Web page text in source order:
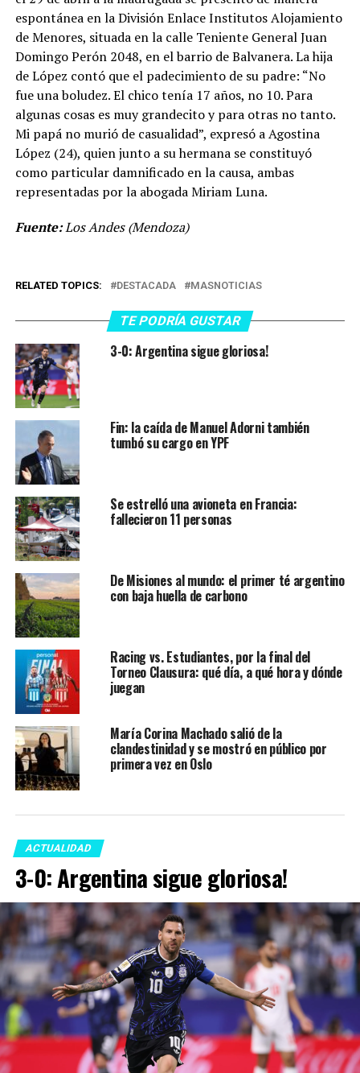
espontánea en la División Enlace Institutos Alojamiento
de Menores, situada en la calle Teniente General Juan
Domingo Perón 2048, en el barrio de Balvanera. La hija
de López contó que el padecimiento de su padre: “No
fue una boludez. El chico tenía 17 años, no 10. Para
algunas cosas es muy grandecito y para otras no tanto.
Mi papá no murió de casualidad”, expresó a Agostina
López (24), quien junto a su hermana se constituyó
como particular damnificado en la causa, ambas
representadas por la abogada Miriam Luna.
Fuente:Los Andes (Mendoza)
RELATED TOPICS: DESTACADA MASNOTICIAS
TE PODRÍA GUSTAR
3-0: Argentina sigue gloriosa!
Fin: la caída de Manuel Adorni también
tumbó su cargo en YPF
Se estrelló una avioneta en Francia:
fallecieron 11 personas
De Misiones al mundo: el primer té argentino
con baja huella de carbono
Racing vs. Estudiantes, por la final del
Torneo Clausura: qué día, a qué hora y dónde
juegan
María Corina Machado salió de la
clandestinidad y se mostró en público por
primera vez en Oslo
ACTUALIDAD
3-0: Argentina sigue gloriosa!